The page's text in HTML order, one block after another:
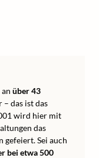
über 43
das ist das
wird hier mit
das
gefeiert. Sei auch
bei etwa 500